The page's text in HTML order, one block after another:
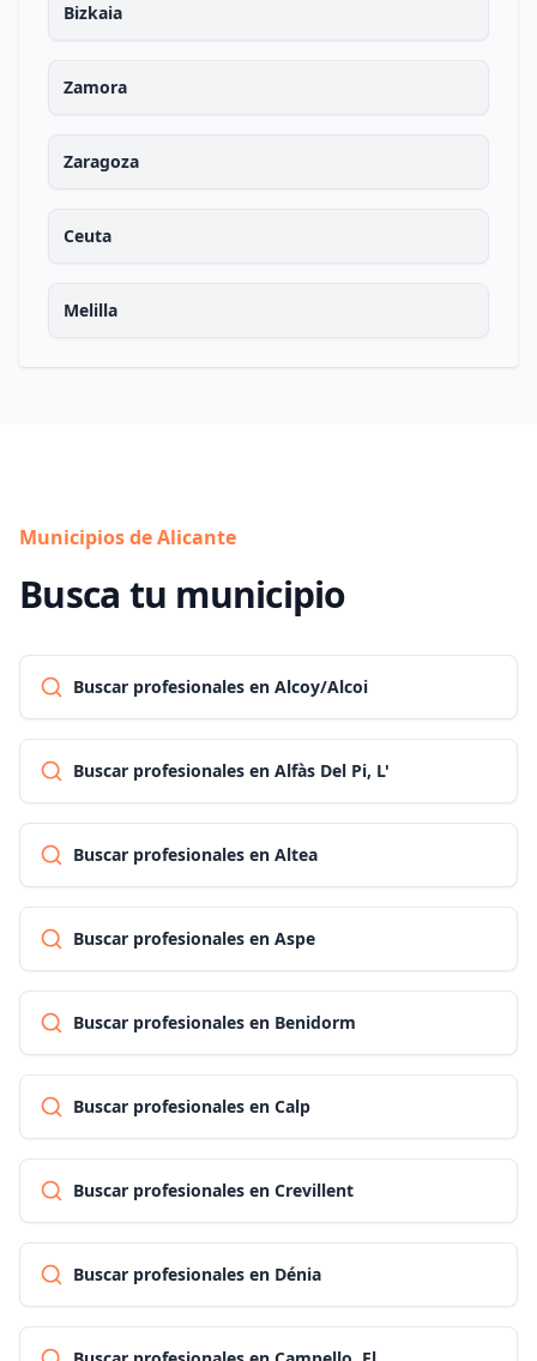
Bizkaia
Zamora
Zaragoza
Ceuta
Melilla
Municipios de Alicante
Busca tu municipio
Buscar profesionales en Alcoy/Alcoi
Buscar profesionales en Alfàs Del Pi, L'
Buscar profesionales en Altea
Buscar profesionales en Aspe
Buscar profesionales en Benidorm
Buscar profesionales en Calp
Buscar profesionales en Crevillent
Buscar profesionales en Dénia